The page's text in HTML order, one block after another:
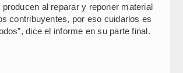
al reparar y reponer material
contribuyentes, por eso cuidarlos es
dice el informe en su parte final.